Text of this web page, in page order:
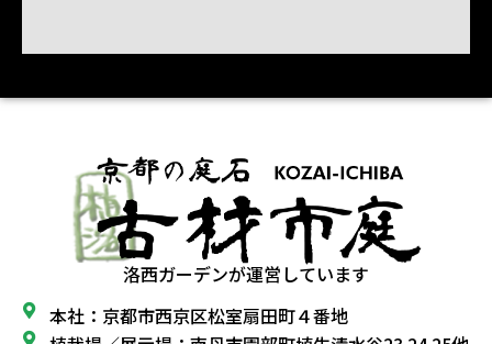
洛西ガーデンが運営しています
本社：京都市西京区松室扇田町４番地